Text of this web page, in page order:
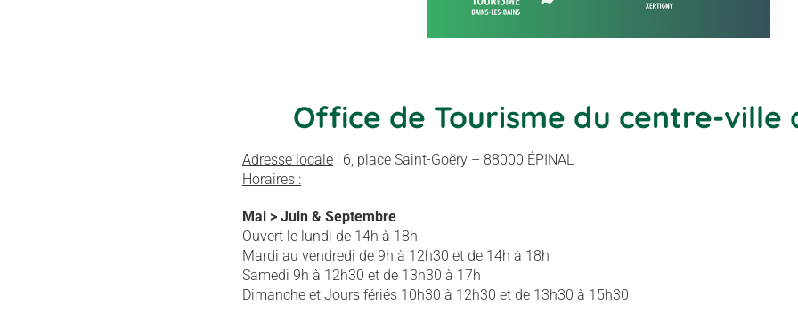
Office de Tourisme du centre-ville
Adresse locale : 6, place Saint-Goëry – 88000 ÉPINAL
Horaires :
Mai > Juin & Septembre
Ouvert le lundi de 14h à 18h
Mardi au vendredi de 9h à 12h30 et de 14h à 18h
Samedi 9h à 12h30 et de 13h30 à 17h
Dimanche et Jours fériés 10h30 à 12h30 et de 13h30 à 15h30